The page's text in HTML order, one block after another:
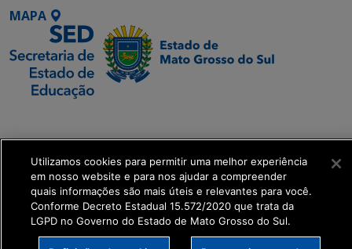
MAPA
Executiva de
Transformação Digital
get_footer();
Utilizamos cookies para permitir uma melhor experiência
em nosso website e para nos ajudar a compreender
quais informações são mais úteis e relevantes para você.
Conforme Decreto Estadual 15.572/2020 que trata da
LGPD no Governo do Estado de Mato Grosso do Sul.